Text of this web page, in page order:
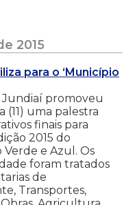
2015
para o ‘Município
promoveu
(11) uma palestra
finais para
2015 do
e Azul. Os
foram tratados
de
Transportes,